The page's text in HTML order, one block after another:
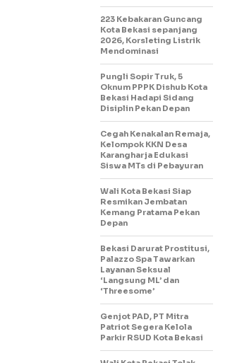
223 Kebakaran Guncang
Kota Bekasi sepanjang
2026, Korsleting Listrik
Mendominasi
Pungli Sopir Truk, 5
Oknum PPPK Dishub Kota
Bekasi Hadapi Sidang
Disiplin Pekan Depan
Cegah Kenakalan Remaja,
Kelompok KKN Desa
Karangharja Edukasi
Siswa MTs di Pebayuran
Wali Kota Bekasi Siap
Resmikan Jembatan
Kemang Pratama Pekan
Depan
Bekasi Darurat Prostitusi,
Palazzo Spa Tawarkan
Layanan Seksual
‘Langsung ML’ dan
‘Threesome’
Genjot PAD, PT Mitra
Patriot Segera Kelola
Parkir RSUD Kota Bekasi